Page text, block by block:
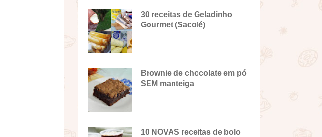
30 receitas de Geladinho
Gourmet (Sacolé)
Brownie de chocolate em pó
SEM manteiga
10 NOVAS receitas de bolo